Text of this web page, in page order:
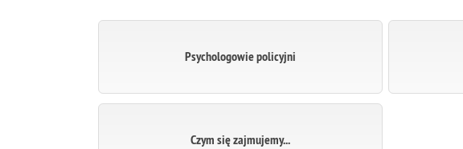
Psychologowie policyjni
Czym się zajmujemy...